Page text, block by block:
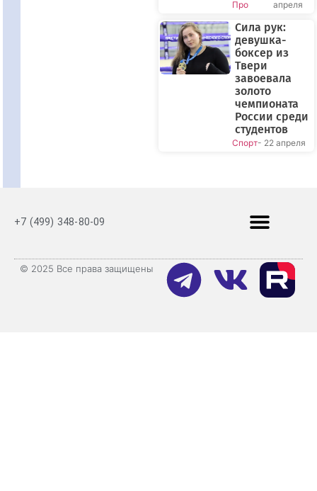
Про апреля
Сила рук:
девушка-
боксер из
Твери
завоевала
золото
чемпионата
России среди
студентов
Спорт- 22 апреля
+7 (499) 348-80-09
© 2025 Все права защищены